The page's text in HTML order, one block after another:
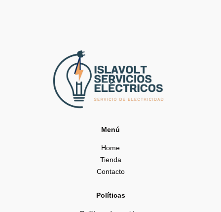
Menú
Home
Tienda
Contacto
Políticas